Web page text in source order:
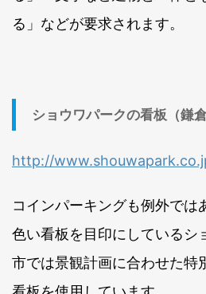
る」などが要求されます。
ショウワパークの看板（鎌倉
http://
コインパーキングも例外では
色い看板を目印にしているシ
市では景観計画に合わせた特